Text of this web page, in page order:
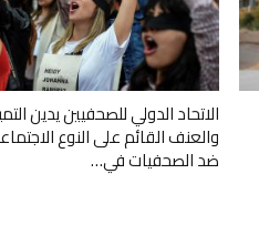
الاتحاد الدولي للصحفيين يدين
والعنف القائم على النوع
ضد الصحفيات في…